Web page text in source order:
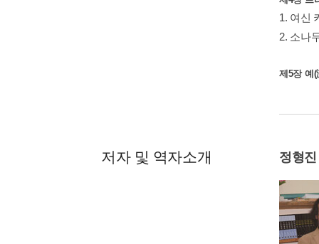
1. 여신
2. 소나
제5장 예(
저자 및 역자소개 정형진